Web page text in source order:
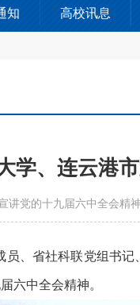
知 高校讯息
学、连云港
讲党的十九届六中全会精
、省社科联党组书
六中全会精神。